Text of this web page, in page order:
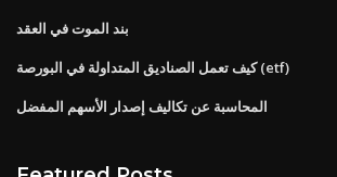
بند الموت في العقد
كيف تعمل الصناديق المتداولة في البورصة (etf)
المحاسبة عن تكاليف إصدار الأسهم المفضل